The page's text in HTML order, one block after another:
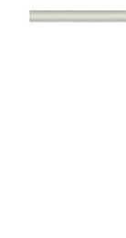
Оставить